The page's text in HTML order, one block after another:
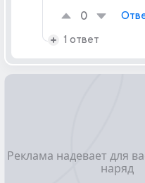
0
1 ответ